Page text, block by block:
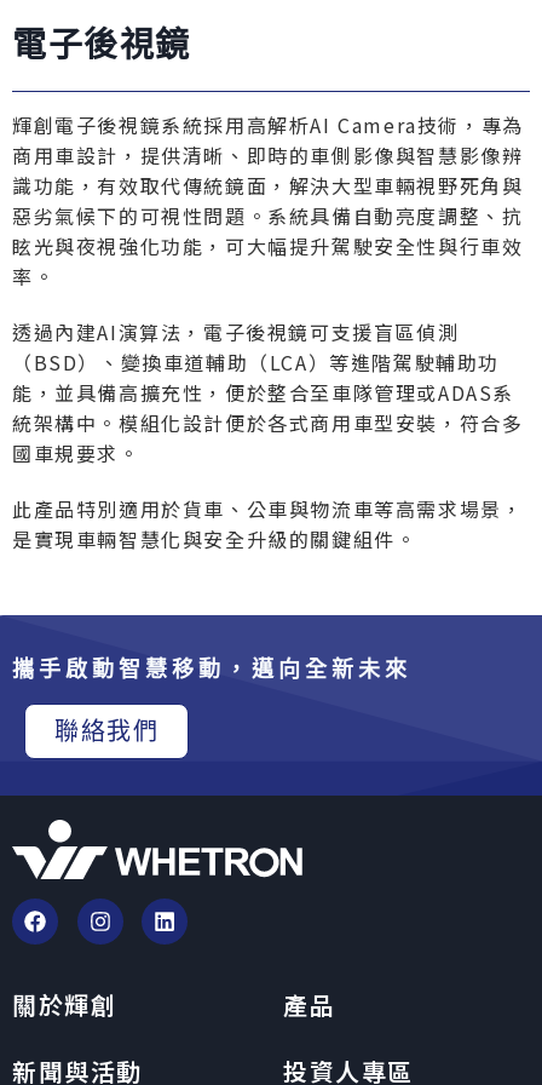
電子後視鏡
輝創電子後視鏡系統採用高解析AI Camera技術，專為
商用車設計，提供清晰、即時的車側影像與智慧影像辨
識功能，有效取代傳統鏡面，解決大型車輛視野死角與
惡劣氣候下的可視性問題。系統具備自動亮度調整、抗
眩光與夜視強化功能，可大幅提升駕駛安全性與行車效
率。
透過內建AI演算法，電子後視鏡可支援盲區偵測
（BSD）、變換車道輔助（LCA）等進階駕駛輔助功
能，並具備高擴充性，便於整合至車隊管理或ADAS系
統架構中。模組化設計便於各式商用車型安裝，符合多
國車規要求。
此產品特別適用於貨車、公車與物流車等高需求場景，
是實現車輛智慧化與安全升級的關鍵組件。
攜手啟動智慧移動，邁向全新未來
聯絡我們
關於輝創
產品
新聞與活動
投資人專區